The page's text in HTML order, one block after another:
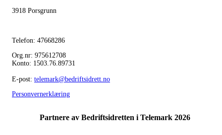
3918 Porsgrunn
Telefon: 47668286
Org.nr: 975612708
Konto: 1503.76.89731
E-post: telemark@bedriftsidrett.no
Personvernerklæring
Partnere av Bedriftsidretten i Telemark 2026